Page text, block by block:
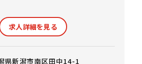
求人詳細を見る
県新潟市南区田中14-1